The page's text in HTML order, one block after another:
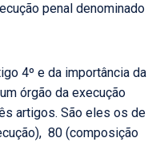
penal denominado
4º e da importância da
órgão da execução
artigos. São eles os de
80 (composição